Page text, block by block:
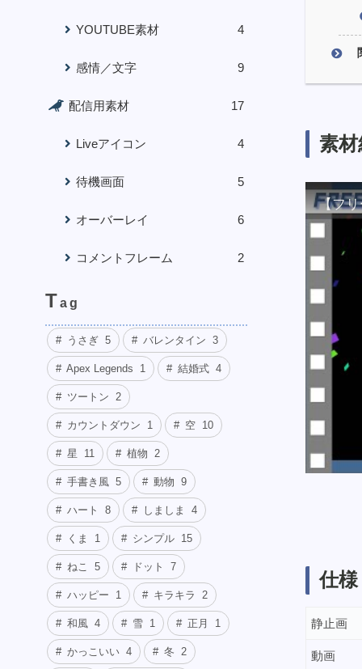
素
【フ
仕様
静止画
動画
YOUTUBE素材 4
感情／文字 9
配信用素材 17
Liveアイコン 4
待機画面 5
オーバーレイ 6
コメントフレーム 2
Tag
うさぎ 5 バレンタイン 3
Apex Legends 1 結婚式 4
ツートン 2
カウントダウン 1 空 10
星 11 植物 2
手書き風 5 動物 9
ハート 8 しましま 4
くま 1 シンプル 15
ねこ 5 ドット 7
ハッピー 1 キラキラ 2
和風 4 雪 1 正月 1
かっこいい 4 冬 2